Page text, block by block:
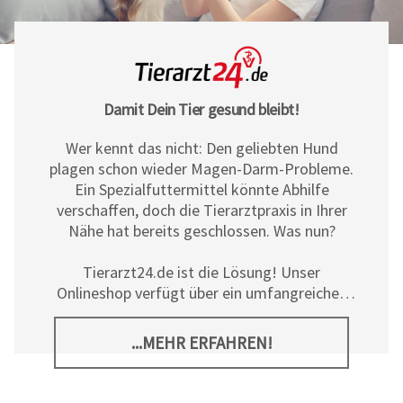
Damit Dein Tier gesund bleibt!
Wer kennt das nicht: Den geliebten Hund
plagen schon wieder Magen-Darm-Probleme.
Ein Spezialfuttermittel könnte Abhilfe
verschaffen, doch die Tierarztpraxis in Ihrer
Nähe hat bereits geschlossen. Was nun?
Tierarzt24.de ist die Lösung! Unser
Onlineshop verfügt über ein umfangreiches
Sortiment an Diät- und
Ergänzungsfuttermitteln, Pflegeprodukten
sowie allerlei tierischem Zubehör für Hunde,
Katzen und Pferde. Neben den hochwertigen
...MEHR ERFAHREN!